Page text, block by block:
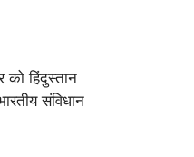
को हिंदुस्तान
संविधान